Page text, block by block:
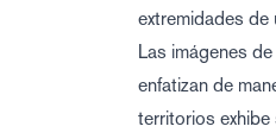
extremidades de
Las imágenes de
enfatizan de
territorios